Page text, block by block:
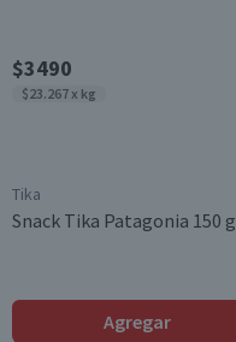
$3490
$23.267 x kg
Tika
Snack Tika Patagonia 150 g
Agregar